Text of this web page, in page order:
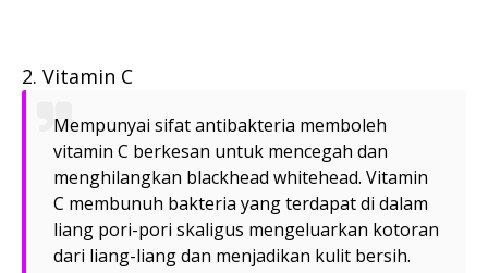
2. Vitamin C
Mempunyai sifat antibakteria memboleh
vitamin C berkesan untuk mencegah dan
menghilangkan blackhead whitehead. Vitamin
C membunuh bakteria yang terdapat di dalam
liang pori-pori skaligus mengeluarkan kotoran
dari liang-liang dan menjadikan kulit bersih.